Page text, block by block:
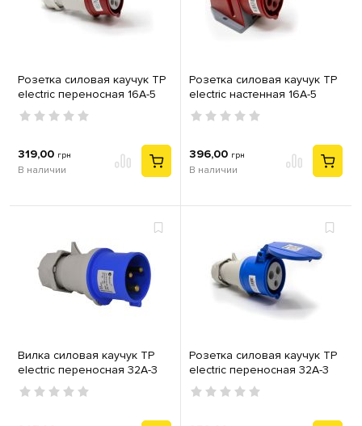
Розетка силовая каучук TP
electric переносная 16А-5
(3Р+N+РЕ) IP44 серый
красный
319,00 грн
В наличии
Розетка силовая каучук TP
electric настенная 16А-5
(3Р+N+РЕ) IP44 серый
красный
396,00 грн
В наличии
Вилка силовая каучук TP
electric переносная 32А-3
(2Р+РЕ) IP44 серый синий
Розетка силовая каучук TP
electric переносная 32А-3
(2Р+РЕ) IP44 серый синий